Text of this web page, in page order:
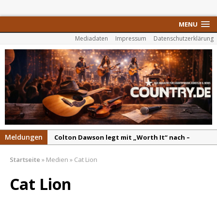
MENU
Mediadaten Impressum Datenschutzerklärung
Meldungen
Colton Dawson legt mit „Worth It“ nach –
Carly Pearce hinterfragt den ständigen
Ella Langley schreibt Musikgeschichte:
Startseite » Medien » Cat Lion
Cat Lion